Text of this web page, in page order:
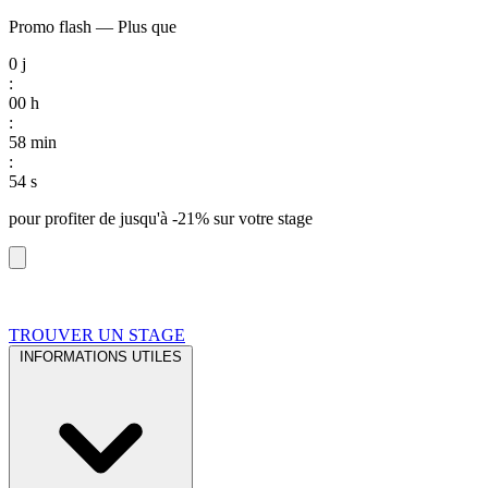
Promo flash — Plus que
0 j
:
00 h
:
58 min
:
53 s
pour profiter de jusqu'à -21% sur votre stage
TROUVER UN STAGE
INFORMATIONS UTILES